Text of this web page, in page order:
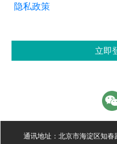
隐私政策
立即
通讯地址：北京市海淀区知